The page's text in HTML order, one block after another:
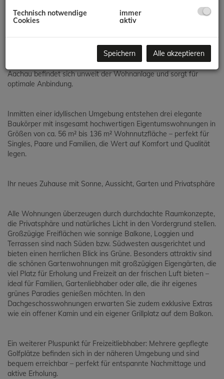
Sie möchten in absoluter Grünruhelage wohnen und dennoch die
Neubauprojekt Bel Air in Aachau vereint genau diese Vorzüge:
Nur rund 15 Minuten entfernt erreichen Sie bequem mit der
Schnellbahn den Wiener Hauptbahnhof. Auch der Bahnhof in
Aachau befindet sich unweit der Wohnanlage und sorgt für
optimale Anbindung.
Inmitten einer idyllischen Umgebung entstehen drei elegante
Baukörper mit insgesamt hochwertigen Eigentumswohnungen in
Größen von ca. 56 m² bis 136 m² Wohnnutzfläche – perfekt für
Singles, Paare und Familien, die Wert auf Komfort und Qualität
legen.
Ihr neues Zuhause mit Sonne, Aussicht, Garten und Privatsphäre
Alle Wohnungen überzeugen durch durchdachte Raumkonzepte,
die Privatsphäre und natürliches Licht in den Vordergrund stellen.
Großzügige Freiflächen wie sonnige Balkone, Loggien und
Terrassen sind nach Süden bzw. Südwesten ausgerichtet und
bieten einen herrlichen Blick ins Grüne. Besonders attraktiv sind
die schönen Gartenwohnungen mit großzügigen Eigengärten, die
viel Platz für Erholung und Freizeit an der frischen Luft bieten –
ideal für Familien, Gartenliebhaber oder alle, die ihr eigenes
grünes Paradies genießen möchten. In den
Dachgeschosswohnungen erwarten Sie zudem exklusive Extras
wie ein offener Kamin und ein eigener Grillplatz auf dem Balkon.
Ein weiterer Pluspunkt für Freizeitliebhaber: Mehrere gepflegte
Golfplätze befinden sich in der näheren Umgebung und sind
bequem erreichbar – perfekt für entspannte Nachmittage und
aktive Erholung.
Technisch notwendige
Cookies
immer
aktiv
Speichern Alle akzeptieren